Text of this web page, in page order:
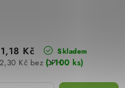
Skladem
(>100 ks)
Kč bez DPH
Kč